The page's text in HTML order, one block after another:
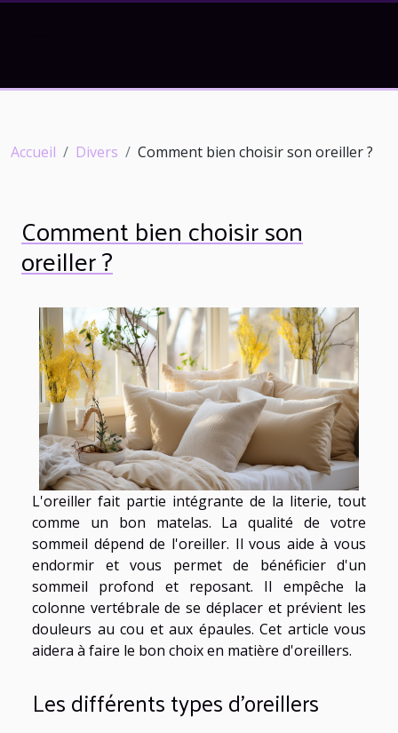
Accueil Divers Comment bien choisir son oreiller ?
Comment bien choisir son
oreiller ?
L'oreiller fait partie intégrante de la literie, tout
comme un bon matelas. La qualité de votre
sommeil dépend de l'oreiller. Il vous aide à vous
endormir et vous permet de bénéficier d'un
sommeil profond et reposant. Il empêche la
colonne vertébrale de se déplacer et prévient les
douleurs au cou et aux épaules. Cet article vous
aidera à faire le bon choix en matière d'oreillers.
Les différents types d’oreillers